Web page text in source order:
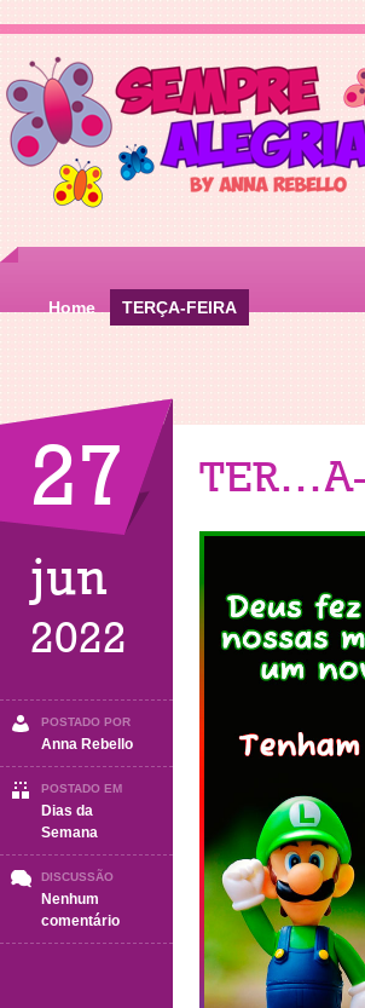
Home TERÇA-FEIRA
27
jun
2022
POSTADO POR
Anna Rebello
POSTADO EM
Dias da
Semana
DISCUSSÃO
Nenhum
comentárioem
TERÇA-